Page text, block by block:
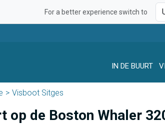
For a better experience switch to
IN DE BUURT
Visboot Sitges
op de Boston Whaler